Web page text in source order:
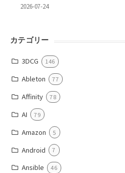
2026-07-24
カテゴリー
3DCG 146
Ableton 77
Affinity 78
AI 79
Amazon 5
Android 7
Ansible 46